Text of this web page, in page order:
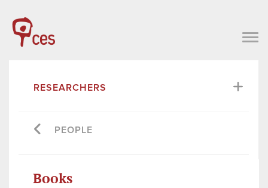
RESEARCHERS
PEOPLE
Books